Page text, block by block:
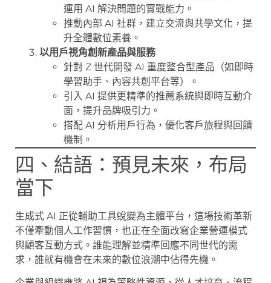
運用 AI 解決問題的實戰能力。
推動內部 AI 社群，建立交流與共學文化，提
升全體數位素養。
以用戶視角創新產品與服務
針對 Z 世代開發 AI 重度整合型產品（如即時
學習助手、內容共創平台等）。
引入 AI 提供更精準的推薦系統與即時互動介
面，提升品牌吸引力。
搭配 AI 分析用戶行為，優化客戶旅程與回饋
機制。
四、結語：預見未來，布局
當下
生成式 AI 正從輔助工具蛻變為主體平台，這場技術革新
不僅牽動個人工作習慣，也正在全面改寫企業營運模式
與顧客互動方式。誰能理解並精準回應不同世代的需
求，誰就有機會在未來的數位浪潮中佔得先機。